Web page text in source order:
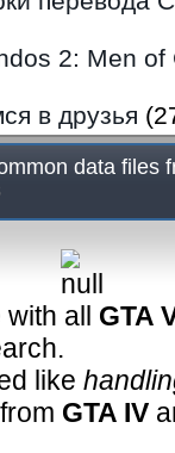
2: Men
в друзья
data files
all GTA
like
GTA IV